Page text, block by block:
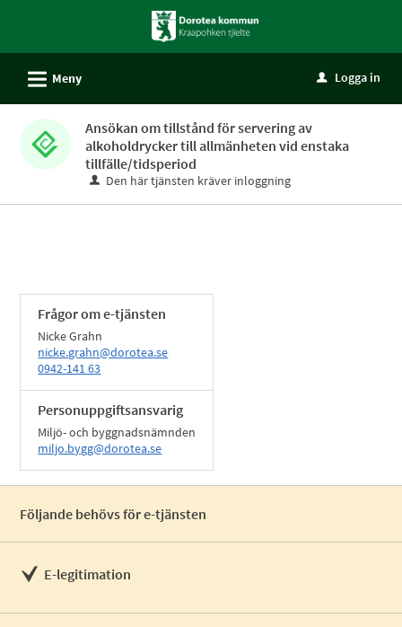
Dorotea
kommun
L Meny u Logga in
Ansökan om tillstånd för servering av
alkoholdrycker till allmänheten vid enstaka
tillfälle/tidsperiod
Den här tjänsten kräver inloggning
Frågor om e-tjänsten
Nicke Grahn
nicke.grahn@dorotea.se
0942-141 63
Personuppgiftsansvarig
Miljö- och byggnadsnämnden
miljo.bygg@dorotea.se
Följande behövs för e-tjänsten
E-legitimation